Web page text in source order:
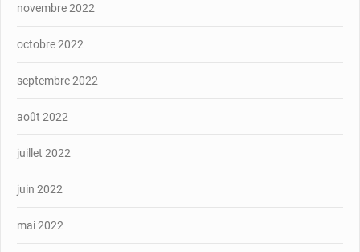
novembre 2022
octobre 2022
septembre 2022
août 2022
juillet 2022
juin 2022
mai 2022